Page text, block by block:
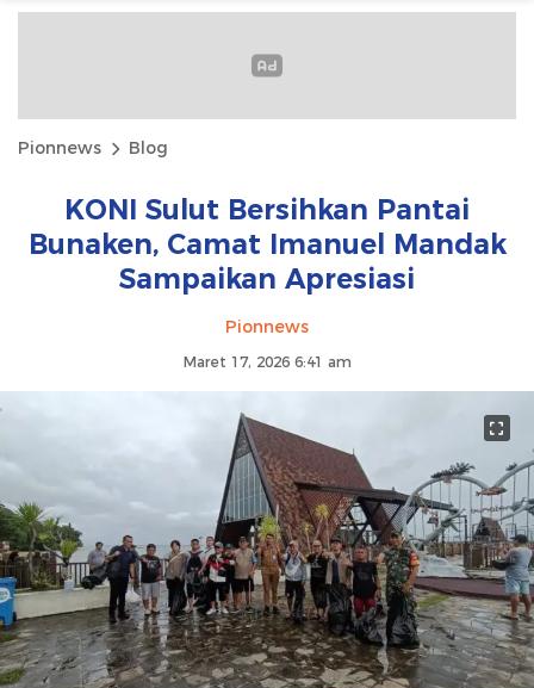
Pionnews Blog
KONI Sulut Bersihkan Pantai
Bunaken, Camat Imanuel Mandak
Sampaikan Apresiasi
Pionnews
Maret 17, 2026 6:41 am